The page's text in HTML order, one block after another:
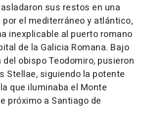
sus restos en una
el mediterráneo y atlántico,
inexplicable al puerto romano
de la Galicia Romana. Bajo
obispo Teodomiro, pusieron
Stellae, siguiendo la potente
que iluminaba el Monte
próximo a Santiago de